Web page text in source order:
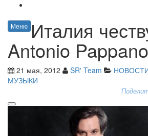
Меню Италия
Antonio Pappano
21 мая, 2012 SR' Team
МУЗЫКИ